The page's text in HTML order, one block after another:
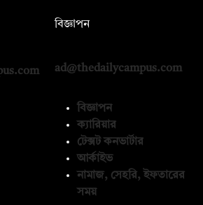
বিজ্ঞাপন
ad@thedailycampus.com
বিজ্ঞাপন
ক্যারিয়ার
টেক্সট কনভার্টার
আর্কাইভ
নামাজ, সেহরি, ইফতারের
সময়